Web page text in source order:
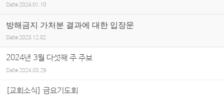
Date 2024.01.10
방해금지 가처분 결과에 대한 입장문
Date 2023.12.02
2024년 3월 다섯째 주 주보
Date2024.03.29
[교회소식] 금요기도회